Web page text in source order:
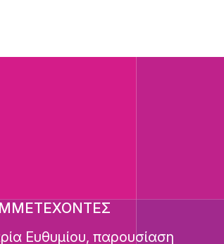
Ευθυμίου, παρουσίαση